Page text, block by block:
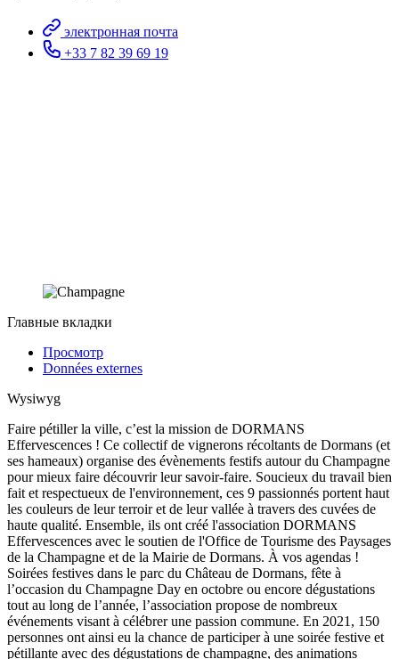
электронная почта
+33 7 82 39 69 19
Главные вкладки
Просмотр
Données externes
Wysiwyg
Faire pétiller la ville, c’est la mission de DORMANS
Effervescences ! Ce collectif de vignerons récoltants de Dormans (et
ses hameaux) organise des évènements festifs autour du Champagne
pour mieux faire découvrir leur savoir-faire. Soucieux du travail bien
fait et respectueux de l'environnement, ces 9 passionnés portent haut
les couleurs de leur terroir et de leur vallée à travers des cuvées de
haute qualité. Ensemble, ils ont créé l'association DORMANS
Effervescences avec le soutien de l'Office de Tourisme des Paysages
de la Champagne et de la Mairie de Dormans. À vos agendas !
Soirées festives dans le parc du Château de Dormans, fête à
l’occasion du Champagne Day en octobre ou encore dégustations
tout au long de l’année, l’association propose de nombreux
événements visant à célébrer une passion commune. En 2021, 150
personnes ont ainsi eu la chance de participer à une soirée festive et
pétillante avec des dégustations de champagne, des animations